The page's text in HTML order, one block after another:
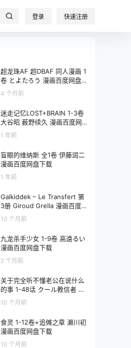
登录 快速注册
超龙珠AF 超DBAF 同人漫画 1
卷 とよたろう 漫画百度网盘
下载
4 个月前
迷走记忆LOST+BRAIN 1-3卷
大谷昭 薮野续久 漫画百度网
盘下载
1 年前
盲眼的维纳斯 全1卷 伊藤润二
漫画百度网盘下载
1 年前
Galkiddek – Le Transfert 第
3册 Giroud Grella 漫画百度
网盘下载
10 个月前
九龙杀手少女 1-9卷 高遠るい
漫画百度网盘下载
2 个月前
关于完全听不懂老公在说什么
的事 1-48话 クール教信者 漫
画百度网盘下载
10 个月前
食灵 1-12卷+追傩之章 濑川初
漫画百度网盘下载
10 个月前